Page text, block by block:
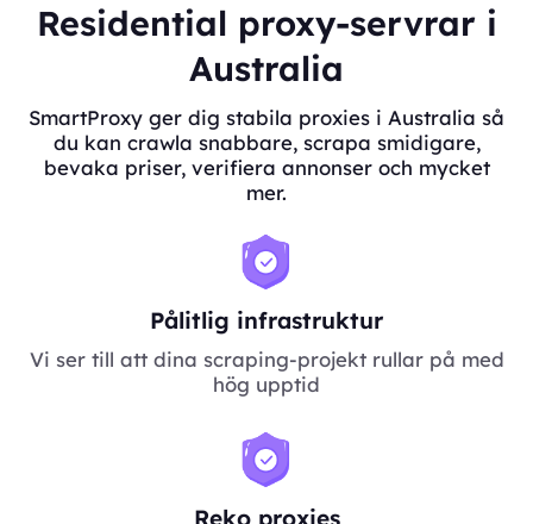
Residential proxy-servrar i
Australia
SmartProxy ger dig stabila proxies i Australia så
du kan crawla snabbare, scrapa smidigare,
bevaka priser, verifiera annonser och mycket
mer.
Pålitlig infrastruktur
Vi ser till att dina scraping-projekt rullar på med
hög upptid
Reko proxies